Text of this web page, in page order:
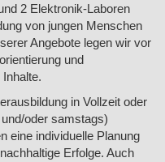
2 Elektronik-Laboren
von jungen Menschen
Angebote legen wir vor
und
in Vollzeit oder
oder samstags)
eine individuelle Planung
Erfolge. Auch